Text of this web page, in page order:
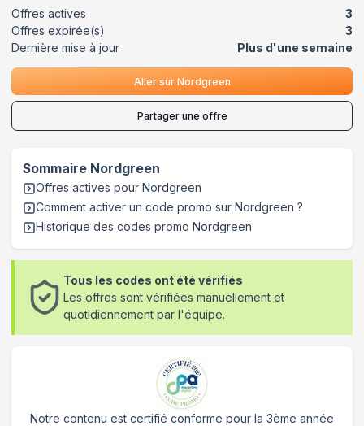
Offres actives
3
Offres expirée(s)
3
Dernière mise à jour
Plus d'une semaine
Aller sur Nordgreen
Partager une offre
Sommaire Nordgreen
Offres actives pour Nordgreen
Comment activer un code promo sur Nordgreen ?
Historique des codes promo Nordgreen
Tous les codes ont été vérifiés
Les offres sont vérifiées manuellement et
quotidiennement par l'équipe.
Notre contenu est certifié conforme pour la 3ème année